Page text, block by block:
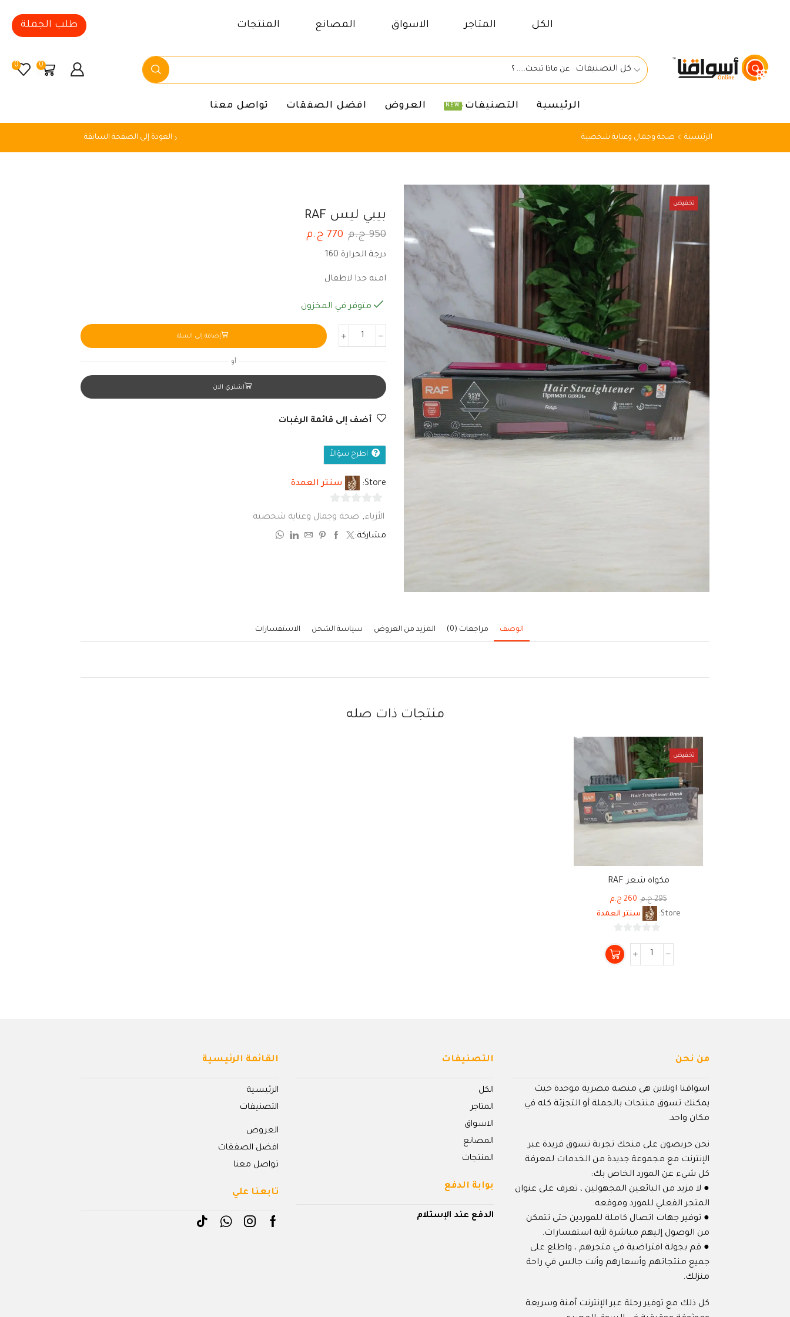
الكل المتاجر الاسواق المصانع المنتجات طلب الجملة
كل التصنيفات 0
0
الرئيسية التصنيفات NEW العروض افضل الصفقات تواصل معنا
الرئيسية صحة وجمال وعناية شخصية العودة إلى الصفحة السابقة
تخفيض
بيبي ليس RAF
950 ج.م 770 ج.م
درجة الحرارة 160
امنه جدا لاطفال
متوفر في المخزون
إضافة إلى السلة
أو
اشتري الان
أضف إلى قائمة الرغبات
اطرح سؤالاً
Store: سنتر العمدة
الأزياء, صحة وجمال وعناية شخصية
مشاركة:
الوصف مراجعات (0) المزيد من العروض سياسة الشحن الاستفسارات
منتجات ذات صله
تخفيض
مكواه شعر RAF
295 ج.م 260 ج.م
Store:
سنتر العمدة
من
5
من نحن
اسواقنا اونلاين هى منصة مصرية موحدة حيث
يمكنك تسوق منتجات بالجملة أو التجزئة كله في
مكان واحد.
نحن حريصون على منحك تجربة تسوق فريدة عبر
الإنترنت مع مجموعة جديدة من الخدمات لمعرفة
كل شيء عن المورد الخاص بك:
● لا مزيد من البائعين المجهولين ، تعرف على عنوان
المتجر الفعلي للمورد وموقعه.
● توفير جهات اتصال كاملة للموردين حتى تتمكن
من الوصول إليهم مباشرة لأية استفسارات.
● قم بجولة افتراضية في متجرهم ، واطلع على
جميع منتجاتهم وأسعارهم وأنت جالس في راحة
منزلك.
كل ذلك مع توفير رحلة عبر الإنترنت آمنة وسريعة
التصنيفات
الكل
المتاجر
الاسواق
المصانع
المنتجات
بوابة الدفع
الدفع عند الإستلام
القائمة الرئيسية
الرئيسية
التصنيفات
العروض
افضل الصفقات
تواصل معنا
تابعنا علي